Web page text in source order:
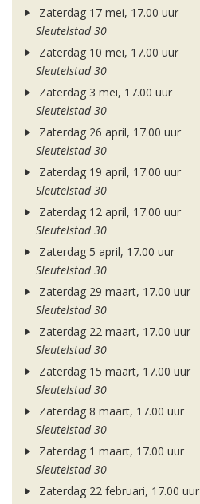
Zaterdag 17 mei, 17.00 uur
Sleutelstad 30
Zaterdag 10 mei, 17.00 uur
Sleutelstad 30
Zaterdag 3 mei, 17.00 uur
Sleutelstad 30
Zaterdag 26 april, 17.00 uur
Sleutelstad 30
Zaterdag 19 april, 17.00 uur
Sleutelstad 30
Zaterdag 12 april, 17.00 uur
Sleutelstad 30
Zaterdag 5 april, 17.00 uur
Sleutelstad 30
Zaterdag 29 maart, 17.00 uur
Sleutelstad 30
Zaterdag 22 maart, 17.00 uur
Sleutelstad 30
Zaterdag 15 maart, 17.00 uur
Sleutelstad 30
Zaterdag 8 maart, 17.00 uur
Sleutelstad 30
Zaterdag 1 maart, 17.00 uur
Sleutelstad 30
Zaterdag 22 februari, 17.00 uur